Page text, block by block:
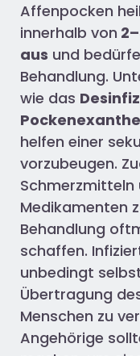
Affenpocken
innerhalb von
aus und
Behandlung.
wie das
helfen einer
vorzubeugen.
Schmerzmitteln
Medikamenten
Behandlung
schaffen.
unbedingt
Übertragung
Menschen zu
Angehörige